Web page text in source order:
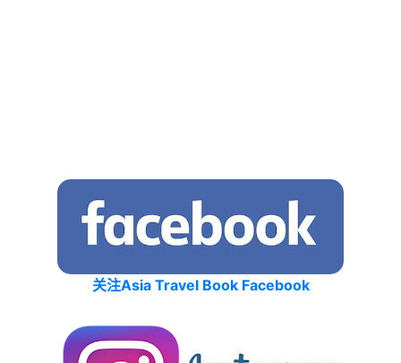
关注Asia Travel Book Facebook